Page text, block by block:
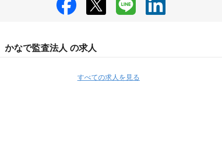
かなで監査法人 の求人
すべての求人を見る